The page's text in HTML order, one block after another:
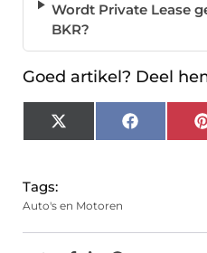
Wordt Private Lease
BKR?
Goed artikel? Deel
X
(Twitter)
Facebook
Tags:
Auto's en Motoren